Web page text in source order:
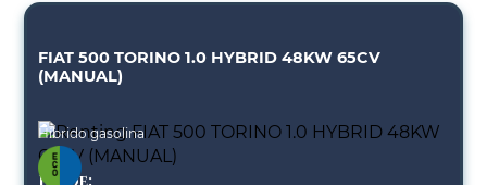
FIAT 500 TORINO 1.0 HYBRID 48KW 65CV
(MANUAL)
Híbrido gasolina